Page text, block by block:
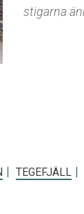
stigarna
TEGEFJÄLL